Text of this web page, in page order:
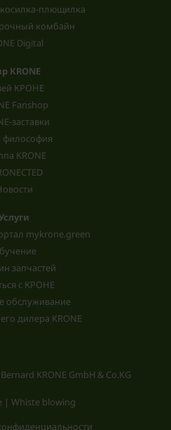
плющилка
комбайн
Digital
KRONE
КРОНЕ
Fanshop
заставки
KRONE
mykrone.green
запчастей
с КРОНЕ
обслуживание
дилера KRONE
KRONE GmbH & Co.KG
| Whiste blowing